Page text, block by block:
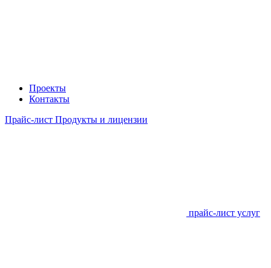
Проекты
Контакты
Прайс-лист Продукты и лицензии
прайс-лист услуг